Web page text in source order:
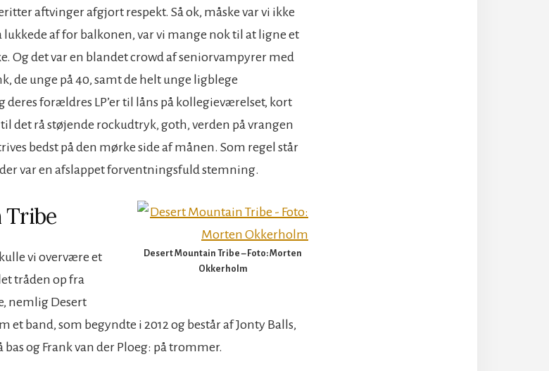
aftvinger afgjort respekt. Så ok, måske var vi ikke
lukkede af for balkonen, var vi mange nok til at ligne et
Og det var en blandet crowd af seniorvampyrer med
de unge på 40, samt de helt unge ligblege
deres forældres LP’er til låns på kollegieværelset, kort
til det rå støjende rockudtryk, goth, verden på vrangen
bedst på den mørke side af månen. Som regel står
var en afslappet forventningsfuld stemning.
Desert Mountain Tribe – Foto: Morten
Okkerholm
Tribe
vi overvære et
tråden op fra
nemlig Desert
et band, som begyndte i 2012 og består af Jonty Balls,
og Frank van der Ploeg: på trommer.